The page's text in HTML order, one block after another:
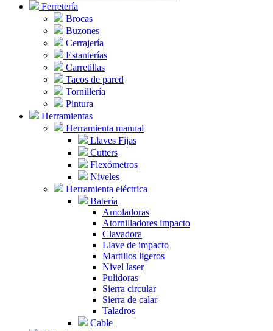
Ferretería
Brocas
Buzones
Cerrajería
Estanterías
Carretillas
Tacos de pared
Tornillería
Pintura
Herramientas
Herramienta manual
Llaves Fijas
Cutters
Flexómetros
Niveles
Herramienta eléctrica
Batería
Amoladoras
Atornilladores impacto
Clavadora
Llave de impacto
Martillos ligeros
Nivel laser
Pulidoras
Sierra circular
Sierra de calar
Taladros
Cable